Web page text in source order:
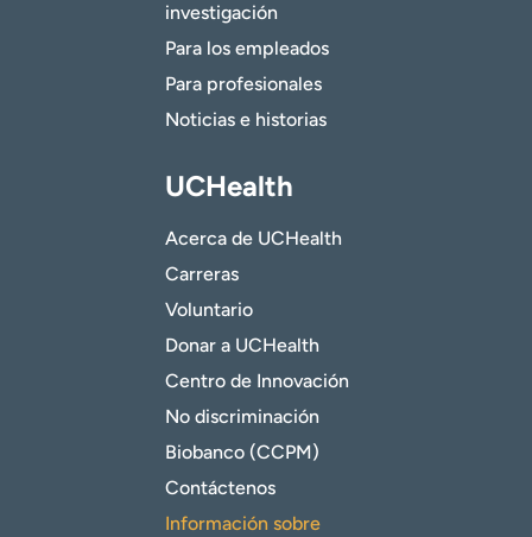
investigación
Para los empleados
Para profesionales
Noticias e historias
UCHealth
Acerca de UCHealth
Carreras
Voluntario
Donar a UCHealth
Centro de Innovación
No discriminación
Biobanco (CCPM)
Contáctenos
Información sobre